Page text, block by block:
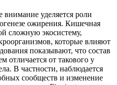
уделяется роли
ожирения. Кишечная
сложную экосистему,
которые влияют
показывают, что состав
от такового у
В частности, наблюдается
сообществ и изменение